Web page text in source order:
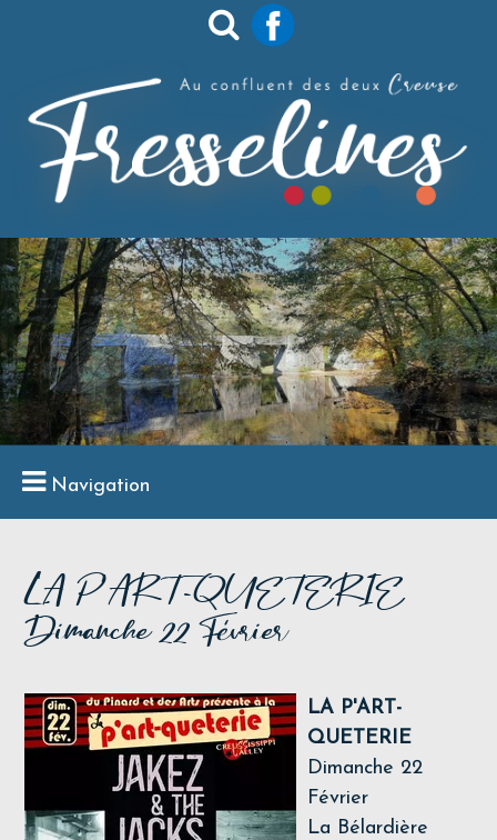
Navigation
LA P'ART-QUETERIE
Dimanche 22 Février
LA P'ART-
QUETERIE
Dimanche 22
Février
La Bélardière